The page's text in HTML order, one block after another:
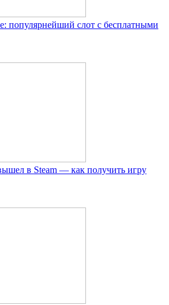
популярнейший слот с бесплатными
в Steam — как получить игру